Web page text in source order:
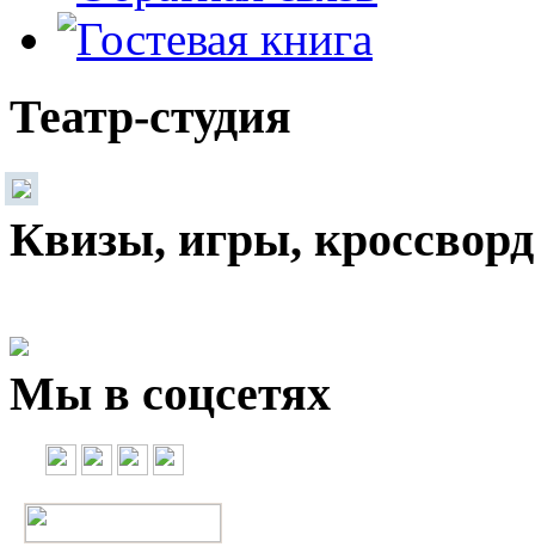
Театр-студия
Квизы, игры,
Мы в соцсетях